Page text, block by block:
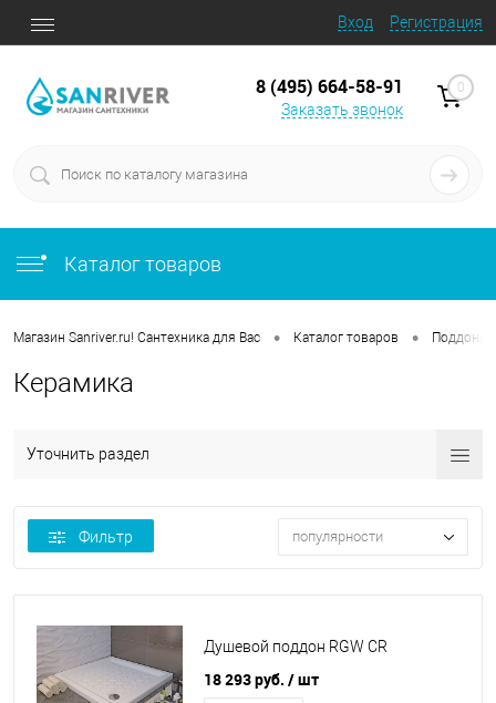
Вход Регистрация
8 (495) 664-58-91
Заказать звонок
0
Каталог товаров
Магазин Sanriver.ru! Сантехника для Вас • Каталог товаров • Поддоны
Керамика
Уточнить раздел
Фильтр популярности
Душевой поддон RGW CR
18 293 руб. / шт